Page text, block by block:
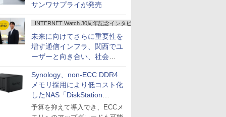
サンワサプライが発売
INTERNET Watch 30周年記念インタビュー
未来に向けてさらに重要性を
増す通信インフラ、関西でユ
ーザーと向き合い、社会
の“あたらしい”を起動し続け
る～オプテージ
Synology、non-ECC DDR4
メモリ採用により低コスト化
したNAS「DiskStation
neo+」シリーズ
予算を抑えて導入でき、ECCメ